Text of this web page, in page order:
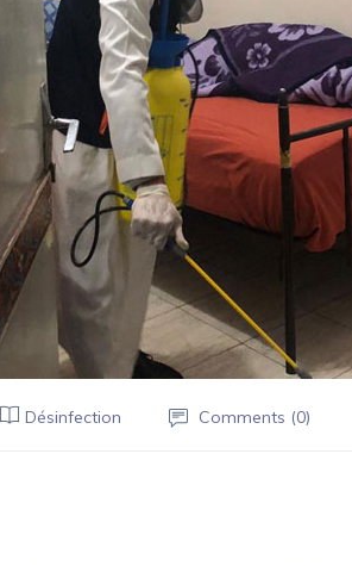
Désinfection Comments (0)